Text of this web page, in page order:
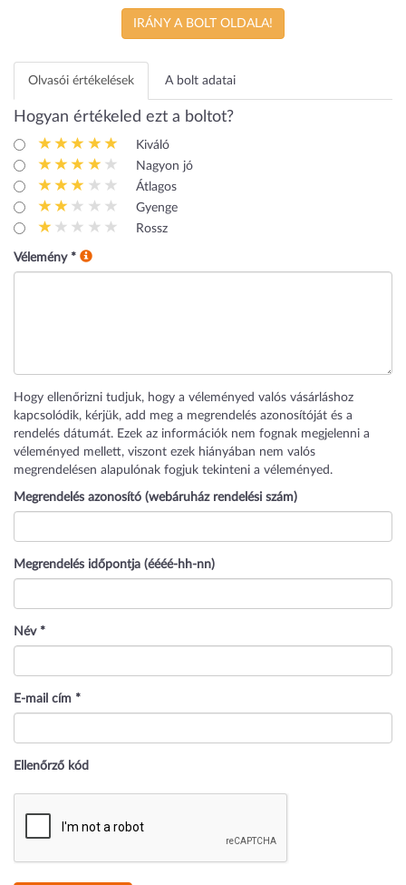
IRÁNY A BOLT OLDALA!
Olvasói értékelések A bolt adatai
Hogyan értékeled ezt a boltot?
Kiváló
Nagyon jó
Átlagos
Gyenge
Rossz
Vélemény *
Hogy ellenőrizni tudjuk, hogy a véleményed valós vásárláshoz
kapcsolódik, kérjük, add meg a megrendelés azonosítóját és a
rendelés dátumát. Ezek az információk nem fognak megjelenni a
véleményed mellett, viszont ezek hiányában nem valós
megrendelésen alapulónak fogjuk tekinteni a véleményed.
Megrendelés azonosító (webáruház rendelési szám)
Megrendelés időpontja (éééé-hh-nn)
Név *
E-mail cím *
Ellenőrző kód